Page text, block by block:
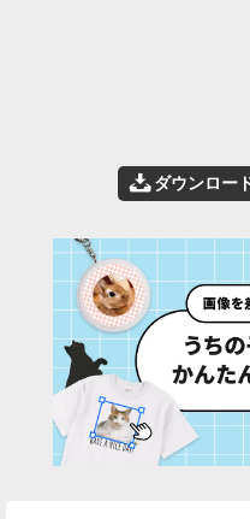
📥ダウンロー